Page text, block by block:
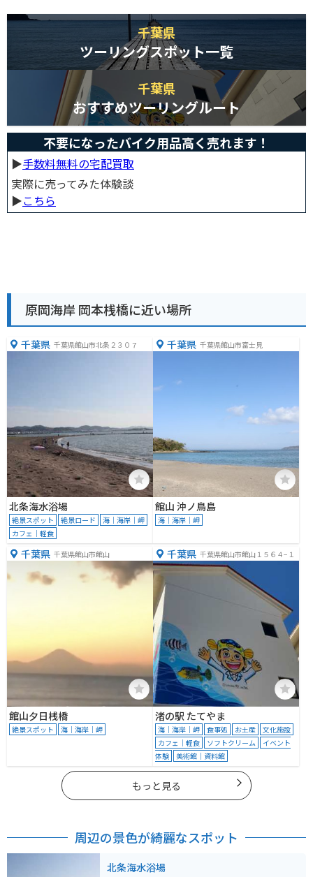
千葉県
ツーリングスポット一覧
千葉県
おすすめツーリングルート
不要になったバイク用品高く売れます！
▶︎手数料無料の宅配買取
実際に売ってみた体験談
▶︎こちら
原岡海岸 岡本桟橋に近い場所
千葉県 千葉県館山市北条２３０７
北条海水浴場
絶景スポット 絶景ロード
海｜海岸｜岬
カフェ｜軽食
千葉県 千葉県館山市富士見
館山 沖ノ鳥島
海｜海岸｜岬
千葉県 千葉県館山市館山
館山夕日桟橋
絶景スポット 海｜海岸｜岬
千葉県 千葉県館山市館山１５６４−１
渚の駅 たてやま
海｜海岸｜岬 食事処 お土産
文化施設
カフェ｜軽食
ソフトクリーム
イベント
体験
美術館｜資料館
もっと見る
周辺の景色が綺麗なスポット
北条海水浴場